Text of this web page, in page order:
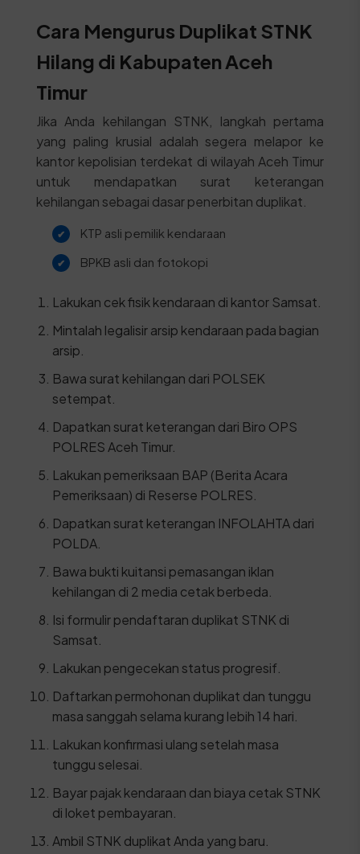
Cara Mengurus Duplikat STNK
Hilang di Kabupaten Aceh
Timur
Jika Anda kehilangan STNK, langkah pertama
yang paling krusial adalah segera melapor ke
kantor kepolisian terdekat di wilayah Aceh Timur
untuk mendapatkan surat keterangan
kehilangan sebagai dasar penerbitan duplikat.
KTP asli pemilik kendaraan
BPKB asli dan fotokopi
Lakukan cek fisik kendaraan di kantor Samsat.
Mintalah legalisir arsip kendaraan pada bagian
arsip.
Bawa surat kehilangan dari POLSEK
setempat.
Dapatkan surat keterangan dari Biro OPS
POLRES Aceh Timur.
Lakukan pemeriksaan BAP (Berita Acara
Pemeriksaan) di Reserse POLRES.
Dapatkan surat keterangan INFOLAHTA dari
POLDA.
Bawa bukti kuitansi pemasangan iklan
kehilangan di 2 media cetak berbeda.
Isi formulir pendaftaran duplikat STNK di
Samsat.
Lakukan pengecekan status progresif.
Daftarkan permohonan duplikat dan tunggu
masa sanggah selama kurang lebih 14 hari.
Lakukan konfirmasi ulang setelah masa
tunggu selesai.
Bayar pajak kendaraan dan biaya cetak STNK
di loket pembayaran.
Ambil STNK duplikat Anda yang baru.